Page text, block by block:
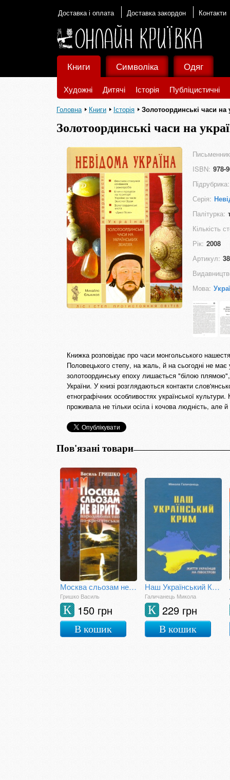
Доставка і оплата Доставка закордон Контакти
Книги
Художні Дитячі Історія Публіцистичні
Символіка Одяг
Головна Книги Історія Золотоординські часи на
Золотоординські часи на
ISBN: 978-
Підрубрика:
Серія:
Палітурка:
Кількість
Рік: 2008
Артикул:
Мова:
Книжка розповідає про часи монгольського
Половецького степу, на жаль, й на сьогодні не має
золотоординську епоху лишається "білою плямою",
України. У книзі розглядаються контакти
етнографічних особливостях української
проживала не тільки осіла і кочова людність, але й
Пов'язані товари
Москва сльозам не вірить (голодомор в Україні)
Гришко Василь
150 грн
К
В кошик
Наш Український Крим. Життя українців на півострові
Галичанець Микола
229 грн
К
В кошик